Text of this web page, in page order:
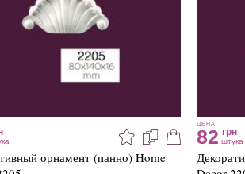
орнамент (панно) Home
ЦЕНА
82 грн
штука